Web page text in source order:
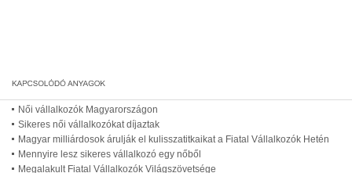
Női vállalkozók Magyarországon
Sikeres női vállalkozókat díjaztak
Magyar milliárdosok árulják el kulisszatitkaikat a Fiatal Vállalkozók Hetén
Mennyire lesz sikeres vállalkozó egy nőből
Megalakult Fiatal Vállalkozók Világszövetsége